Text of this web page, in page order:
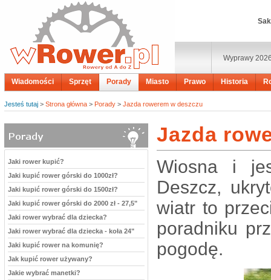
Wyprawy
Wiadomości Sprzęt Porady Miasto Prawo Historia
Jesteś tutaj > Strona główna > Porady > Jazda rowerem w deszczu
Jaki rower kupić?
Jaki kupić rower górski do 1000zł?
Jaki kupić rower górski do 1500zł?
Jaki kupić rower górski do 2000 zł - 27,5"
Jaki rower wybrać dla dziecka?
Jaki rower wybrać dla dziecka - koła 24"
Jaki kupić rower na komunię?
Jak kupić rower używany?
Jakie wybrać manetki?
Jazda
Wiosna i
Deszcz,
wiatr to
poradniku
pogodę.